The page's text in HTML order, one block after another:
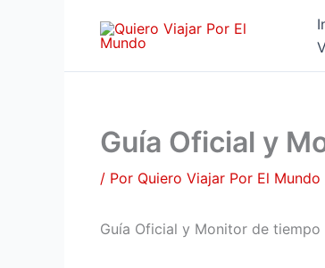
Guía Oficial y
/ Por Quiero Viajar Por El Mundo
Guía Oficial y Monitor de tiempo